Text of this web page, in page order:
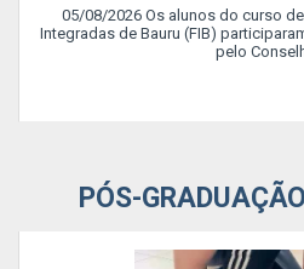
05/08/2026 Os alunos do curso
Integradas de Bauru (FIB)
pelo
PÓS-